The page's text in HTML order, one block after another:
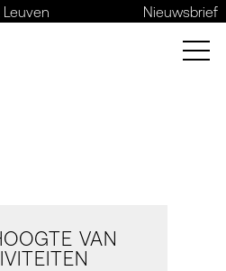
Leuven Nieuwsbrief
VAN